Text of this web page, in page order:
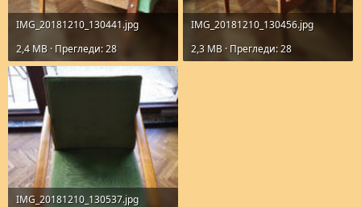
IMG_20181210_130441.jpg
2,4 MB · Прегледи: 28
IMG_20181210_130456.jpg
2,3 MB · Прегледи: 28
IMG_20181210_130537.jpg